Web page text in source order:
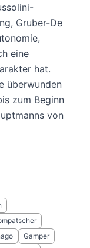
Gruber-De
eine
hat.
überwunden
zum Beginn
von
Gamper